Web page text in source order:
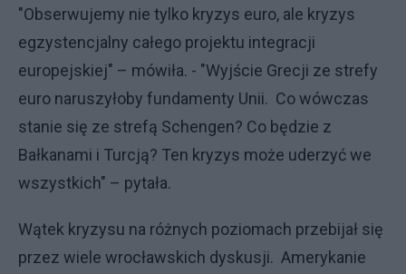
"Obserwujemy nie tylko kryzys euro, ale kryzys
egzystencjalny całego projektu integracji
europejskiej" – mówiła. - "Wyjście Grecji ze strefy
euro naruszyłoby fundamenty Unii. Co wówczas
stanie się ze strefą Schengen? Co będzie z
Bałkanami i Turcją? Ten kryzys może uderzyć we
wszystkich" – pytała.
Wątek kryzysu na różnych poziomach przebijał się
przez wiele wrocławskich dyskusji. Amerykanie